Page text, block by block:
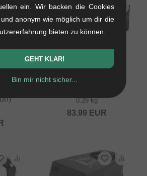
F1
Volume Bikes "Bison"
0.29 kg
83.99 EUR
ein. Wir backen die Cookies
anonym wie möglich um dir die
bieten zu können.
GEHT KLAR!
Bin mir nicht sicher...